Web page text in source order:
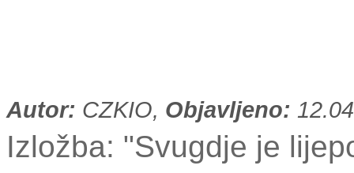
Autor: CZKIO, Objavljeno:
Izložba: "Svugdje je